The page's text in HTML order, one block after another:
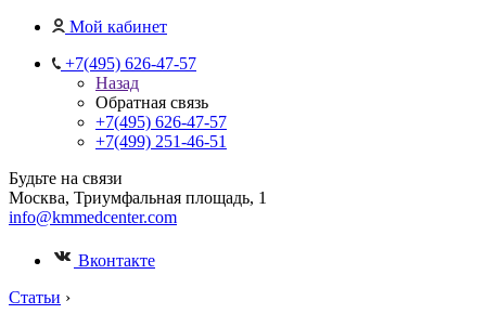
Мой кабинет
+7(495) 626-47-57
Назад
Обратная связь
+7(495) 626-47-57
+7(499) 251-46-51
Будьте на связи
Москва, Триумфальная площадь, 1
info@kmmedcenter.com
Вконтакте
Статьи ›